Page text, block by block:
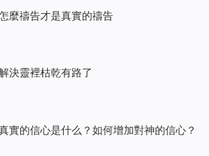
麼禱告才是真實的禱告
決靈裡枯乾有路了
實的信心是什么？如何增加對神的信心？